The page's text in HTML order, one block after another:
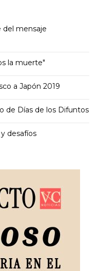
del mensaje
la muerte"
a Japón 2019
de Días de los Difuntos
desafíos